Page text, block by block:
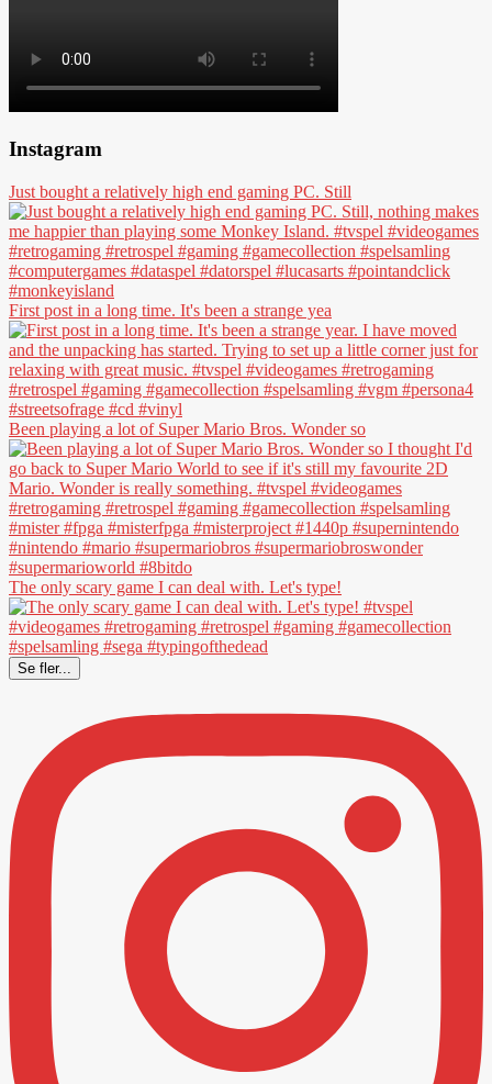
Instagram
Just bought a relatively high end gaming PC. Still
First post in a long time. It's been a strange yea
Been playing a lot of Super Mario Bros. Wonder so
The only scary game I can deal with. Let's type!
Se fler...